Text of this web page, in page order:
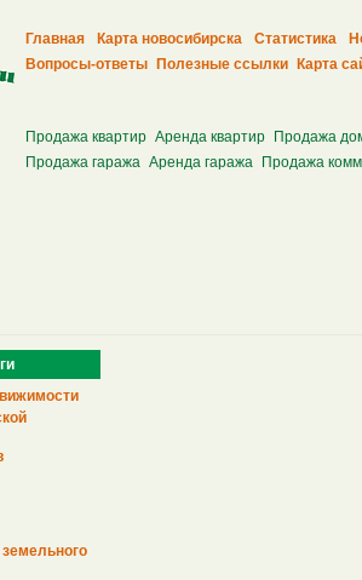
Главная Карта новосибирска Статистика
Вопросы-ответы
Полезные ссылки Карта
Продажа квартир Аренда квартир
Продажа
Продажа гаража Аренда гаража Продажа